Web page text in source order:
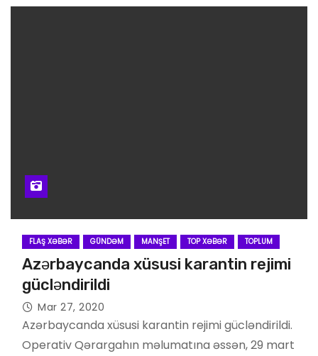
FLAŞ XƏBƏR GÜNDƏM MANŞET TOP XƏBƏR TOPLUM
Azərbaycanda xüsusi karantin rejimi
gücləndirildi
Mar 27, 2020
Azərbaycanda xüsusi karantin rejimi gücləndirildi.
Operativ Qərargahın məlumatına əssən, 29 mart